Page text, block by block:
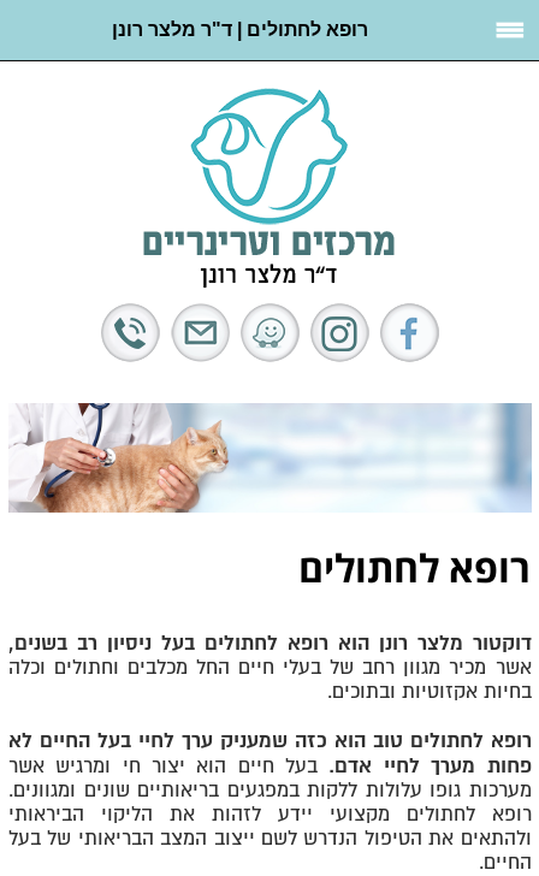
רופא לחתולים | ד"ר מלצר רונן
רופא לחתולים
דוקטור מלצר רונן הוא רופא לחתולים בעל ניסיון רב בשנים,
אשר מכיר מגוון רחב של בעלי חיים החל מכלבים וחתולים וכלה
בחיות אקזוטיות ובתוכים.
רופא לחתולים טוב הוא כזה שמעניק ערך לחיי בעל החיים לא
פחות מערך לחיי אדם. בעל חיים הוא יצור חי ומרגיש אשר
מערכות גופו עלולות ללקות במפגעים בריאותיים שונים ומגוונים.
רופא לחתולים מקצועי יידע לזהות את הליקוי הביראותי
ולהתאים את הטיפול הנדרש לשם ייצוב המצב הבריאותי של בעל
החיים.